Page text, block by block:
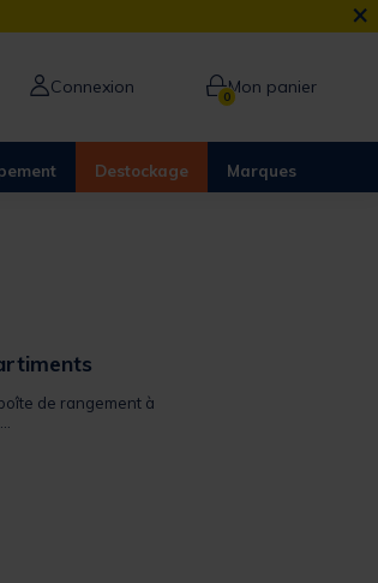
×
Connexion 0Mon panier
Destockage Marques
de rangement à